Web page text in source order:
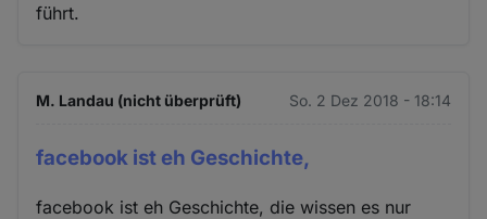
führt.
M. Landau (nicht überprüft) So. 2 Dez 2018 - 18:14
facebook ist eh Geschichte,
facebook ist eh Geschichte, die wissen es nur